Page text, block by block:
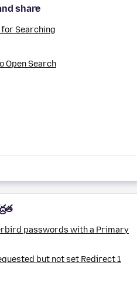
share
Searching
Open Search
passwords with a Primary
but not set Redirect 1